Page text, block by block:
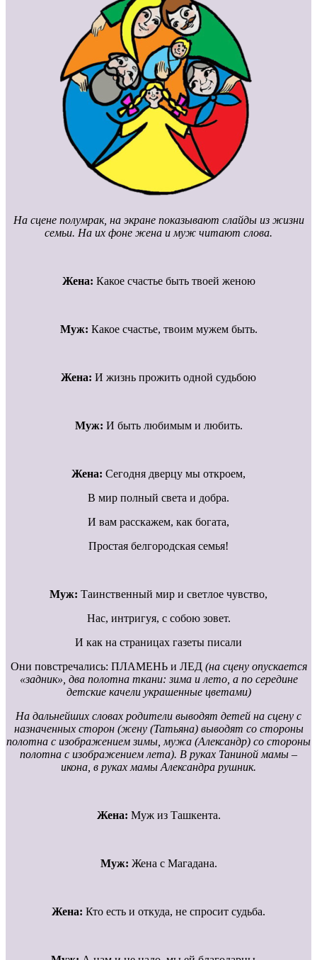
На сцене полумрак, на экране показывают слайды из жизни
семьи. На их фоне жена и муж читают слова.
Жена: Какое счастье быть твоей женою
Муж: Какое счастье, твоим мужем быть.
Жена: И жизнь прожить одной судьбою
Муж: И быть любимым и любить.
Жена: Сегодня дверцу мы откроем,
В мир полный света и добра.
И вам расскажем, как богата,
Простая белгородская семья!
Муж: Таинственный мир и светлое чувство,
Нас, интригуя, с собою зовет.
И как на страницах газеты писали
Они повстречались: ПЛАМЕНЬ и ЛЕД (на сцену опускается
«задник», два полотна ткани: зима и лето, а по середине
детские качели украшенные цветами)
На дальнейших словах родители выводят детей на сцену с
назначенных сторон (жену (Татьяна) выводят со стороны
полотна с изображением зимы, мужа (Александр) со стороны
полотна с изображением лета). В руках Таниной мамы –
икона, в руках мамы Александра рушник.
Жена: Муж из Ташкента.
Муж: Жена с Магадана.
Жена: Кто есть и откуда, не спросит судьба.